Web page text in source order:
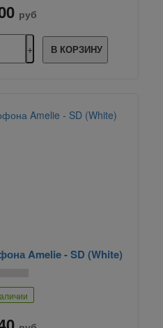
руб
В КОРЗИНУ
Amelie - SD (White)